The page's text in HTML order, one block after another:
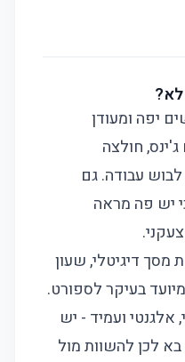
יפה ומעודן
חולצה
עבודה. גם
יש פה מראה
דיגיטלי, שעון
בעיקר לספורט.
אלגנטי ועמיד - יש
בא לכן להשוות מול